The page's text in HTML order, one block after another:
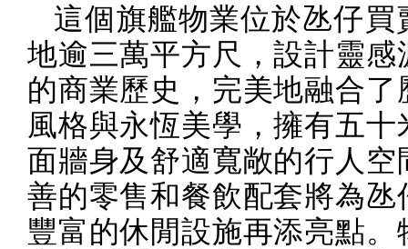
這個旗艦物業位於氹仔買
地逾三萬平方尺，設計靈感
的商業歷史，完美地融合了
風格與永恆美學，擁有五十
面牆身及舒適寬敞的行人空
善的零售和餐飲配套將為氹
豐富的休閒設施再添亮點。